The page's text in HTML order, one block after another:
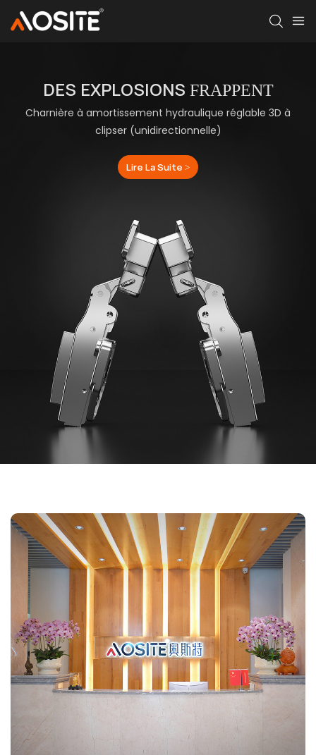
DES EXPLOSIONS FRAPPENT
Charnière à amortissement hydraulique réglable 3D à
clipser (unidirectionnelle)
Lire La Suite >